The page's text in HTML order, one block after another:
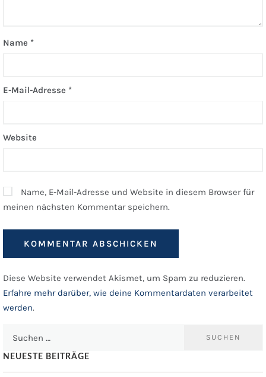
Name *
E-Mail-Adresse *
Website
Name, E-Mail-Adresse und Website in diesem Browser für
meinen nächsten Kommentar speichern.
Diese Website verwendet Akismet, um Spam zu reduzieren.
Erfahre mehr darüber, wie deine Kommentardaten verarbeitet
werden.
NEUESTE BEITRÄGE